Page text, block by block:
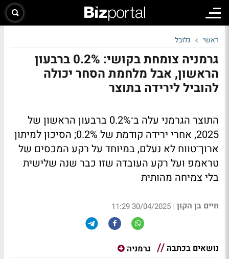
ראשי גלובל
גרמניה צומחת בקושי: 0.2% ברבעון
הראשון, אבל מלחמת הסחר יכולה
להוביל לירידה בתוצר
התוצר הגרמני עלה ב־0.2% ברבעון הראשון של
2025, אחרי ירידה קודמת של 0.2%; הסיכון למיתון
ארוך־טווח לא נעלם, במיוחד על רקע המכסים של
טראמפ ועל רקע העובדה שזו כבר שנה שלישית
בלי צמיחה מהותית
חיים בן הקון |
30/04/2025 11:29
נושאים בכתבה גרמניה